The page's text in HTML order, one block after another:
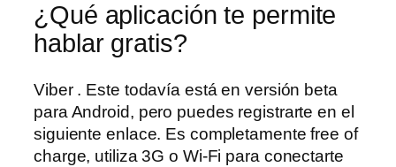
¿Qué aplicación te permite
hablar gratis?
Viber . Este todavía está en versión beta
para Android, pero puedes registrarte en el
siguiente enlace. Es completamente free of
charge, utiliza 3G o Wi-Fi para conectarte